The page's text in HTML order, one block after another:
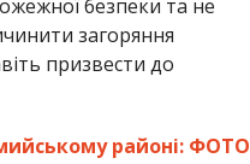
безпеки та не
загоряння
призвести до
районі: ФОТО